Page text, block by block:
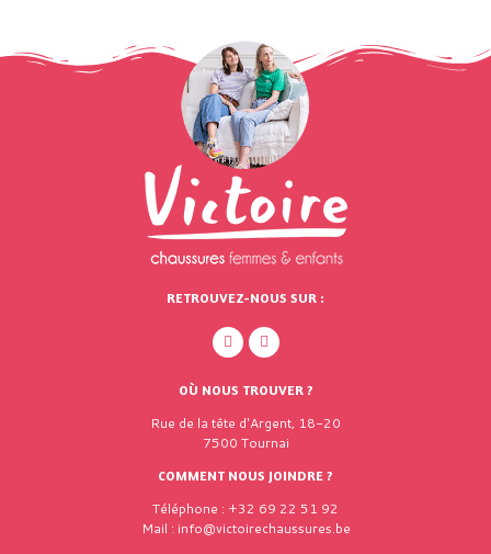
RETROUVEZ-NOUS SUR :
OÙ NOUS TROUVER ?
Rue de la tête d'Argent, 18-20
7500 Tournai
COMMENT NOUS JOINDRE ?
Téléphone : +32 69 22 51 92
Mail : info@victoirechaussures.be